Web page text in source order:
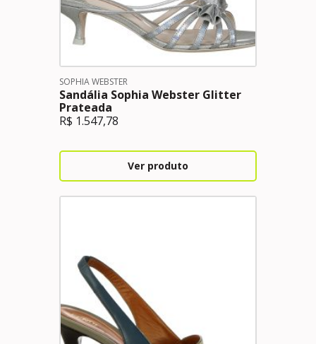
SOPHIA WEBSTER
Sandália Sophia Webster Glitter
Prateada
R$ 1.547,78
Ver produto